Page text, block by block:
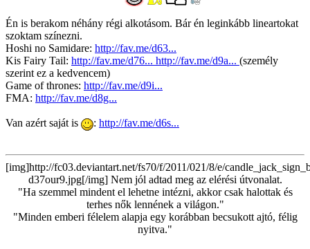
Én is berakom néhány régi alkotásom. Bár én leginkább lineartokat
szoktam színezni.
Hoshi no Samidare: http://fav.me/d63...
Kis Fairy Tail: http://fav.me/d76... http://fav.me/d9a... (személy
szerint ez a kedvencem)
Game of thrones: http://fav.me/d9i...
FMA: http://fav.me/d8g...
Van azért saját is : http://fav.me/d6s...
[img]http://fc03.deviantart.net/fs70/f/2011/021/8/e/
d37our9.jpg[/img] Nem jól adtad meg az elérési útvonalat.
"Ha szemmel mindent el lehetne intézni, akkor csak halottak és
terhes nők lennének a világon."
"Minden emberi félelem alapja egy korábban becsukott ajtó, félig
nyitva."